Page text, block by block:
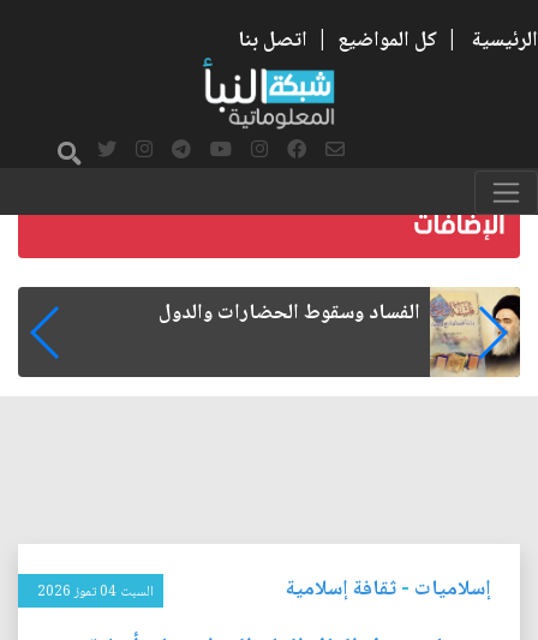
الرئيسية | كل المواضيع | اتصل بنا
رواتب الموظفين على صفيح ساخن
إسلاميات -ثقافة إسلامية السبت 04 تموز 2026